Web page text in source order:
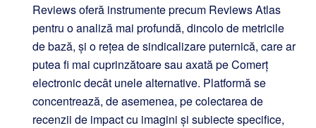
Reviews oferă instrumente precum Reviews Atlas
pentru o analiză mai profundă, dincolo de metricile
de bază, și o rețea de sindicalizare puternică, care ar
putea fi mai cuprinzătoare sau axată pe Comerț
electronic decât unele alternative. Platformă se
concentrează, de asemenea, pe colectarea de
recenzii de impact cu imagini și subiecte specifice,